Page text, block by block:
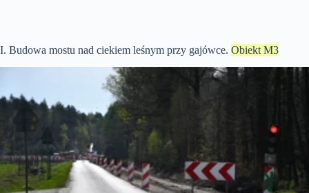
I. Budowa mostu nad ciekiem leśnym przy gajówce. Obiekt M3